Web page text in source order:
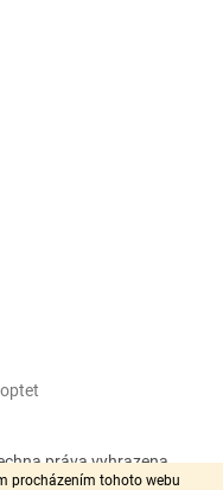
procházením tohoto webu
práva vyhrazena.